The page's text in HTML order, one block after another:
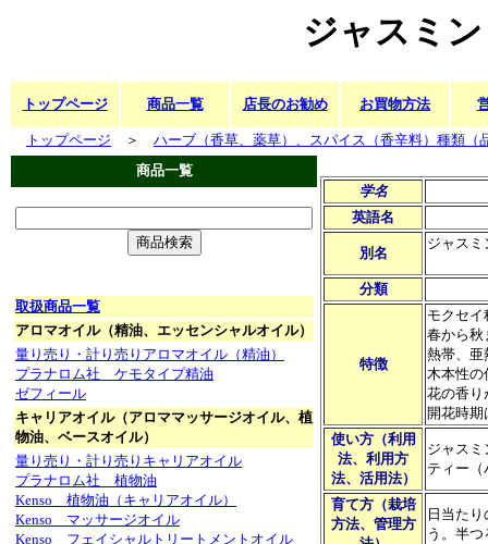
ジャスミ
トップページ 商品一覧 店長のお勧め お買物方法
トップページ ＞ ハーブ（香草、薬草）、スパイス（香辛料）種類（
商品一覧
学名
英語名
別名
ジャス
分類
特徴
モクセ
春から秋
熱帯、亜
木本性の
花の香り
開花時
使い方（利用
法、利用方
法、活用法）
ジャス
ティー
育て方（栽培
方法、管理方
日当た
う。半
取扱商品一覧
アロマオイル（精油、エッセンシャルオイル）
量り売り・計り売りアロマオイル（精油）
プラナロム社 ケモタイプ精油
ゼフィール
キャリアオイル（アロママッサージオイル、植
物油、ベースオイル）
量り売り・計り売りキャリアオイル
プラナロム社 植物油
Kenso 植物油（キャリアオイル）
Kenso マッサージオイル
Kenso フェイシャルトリートメントオイル